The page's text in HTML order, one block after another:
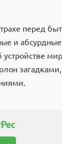
перед
и
устройстве